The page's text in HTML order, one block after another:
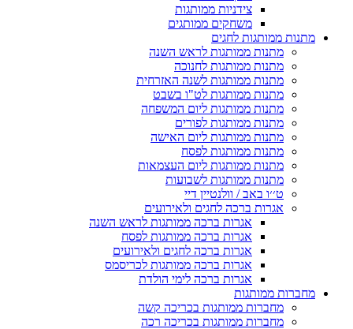
צידניות ממותגות
משחקים ממותגים
מתנות ממותגות לחגים
מתנות ממותגות לראש השנה
מתנות ממותגות לחנוכה
מתנות ממותגות לשנה האזרחית
מתנות ממותגות לט"ו בשבט
מתנות ממותגות ליום המשפחה
מתנות ממותגות לפורים
מתנות ממותגות ליום האישה
מתנות ממותגות לפסח
מתנות ממותגות ליום העצמאות
מתנות ממותגות לשבועות
ט׳׳ו באב / וולנטיין דיי
אגרות ברכה לחגים ולאירועים
אגרות ברכה ממותגות לראש השנה
אגרות ברכה ממותגות לפסח
אגרות ברכה לחגים ולאירועים
אגרות ברכה ממותגות לכריסמס
אגרות ברכה לימי הולדת
מחברות ממותגות
מחברות ממותגות בכריכה קשה
מחברות ממותגות בכריכה רכה